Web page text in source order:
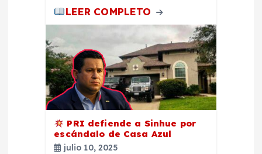
LEER COMPLETO
PRI defiende a Sinhue por
escándalo de Casa Azul
julio 10, 2025